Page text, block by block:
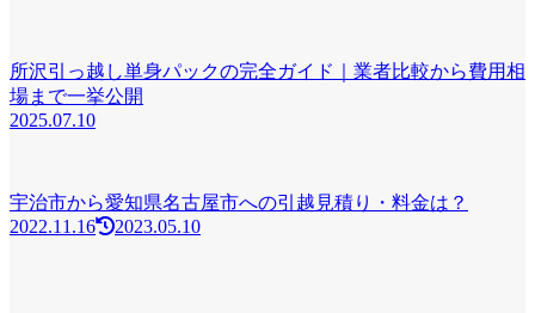
所沢引っ越し単身パックの完全ガイド｜業者比較から費用相
場まで一挙公開
2025.07.10
宇治市から愛知県名古屋市への引越見積り・料金は？
2022.11.16
2023.05.10